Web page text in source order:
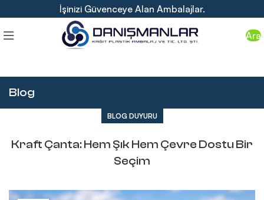
İşinizi Güvenceye Alan Ambalajlar.
Ara
Blog
BLOG DUYURU
Kraft Çanta: Hem Şık Hem Çevre Dostu Bir
Seçim